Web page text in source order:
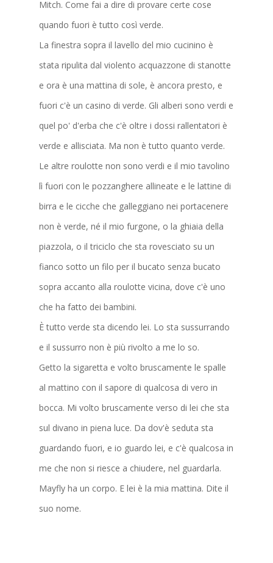
Mitch. Come fai a dire di provare certe cose
quando fuori è tutto così verde.
La finestra sopra il lavello del mio cucinino è
stata ripulita dal violento acquazzone di stanotte
e ora è una mattina di sole, è ancora presto, e
fuori c'è un casino di verde. Gli alberi sono verdi e
quel po' d'erba che c'è oltre i dossi rallentatori è
verde e allisciata. Ma non è tutto quanto verde.
Le altre roulotte non sono verdi e il mio tavolino
lì fuori con le pozzanghere allineate e le lattine di
birra e le cicche che galleggiano nei portacenere
non è verde, né il mio furgone, o la ghiaia della
piazzola, o il triciclo che sta rovesciato su un
fianco sotto un filo per il bucato senza bucato
sopra accanto alla roulotte vicina, dove c'è uno
che ha fatto dei bambini.
È tutto verde sta dicendo lei. Lo sta sussurrando
e il sussurro non è più rivolto a me lo so.
Getto la sigaretta e volto bruscamente le spalle
al mattino con il sapore di qualcosa di vero in
bocca. Mi volto bruscamente verso di lei che sta
sul divano in piena luce. Da dov'è seduta sta
guardando fuori, e io guardo lei, e c'è qualcosa in
me che non si riesce a chiudere, nel guardarla.
Mayfly ha un corpo. E lei è la mia mattina. Dite il
suo nome.